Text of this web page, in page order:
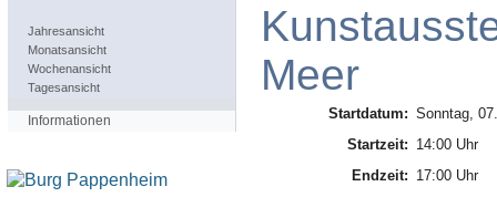
Jahresansicht
Monatsansicht
Wochenansicht
Tagesansicht
Informationen
Meer
Startdatum: Sonntag,
Startzeit: 14:00 Uhr
Endzeit: 17:00 Uhr